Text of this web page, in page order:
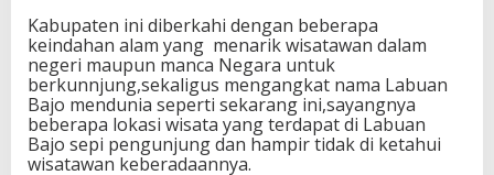
Kabupaten ini diberkahi dengan beberapa
keindahan alam yang menarik wisatawan dalam
negeri maupun manca Negara untuk
berkunnjung,sekaligus mengangkat nama Labuan
Bajo mendunia seperti sekarang ini,sayangnya
beberapa lokasi wisata yang terdapat di Labuan
Bajo sepi pengunjung dan hampir tidak di ketahui
wisatawan keberadaannya.